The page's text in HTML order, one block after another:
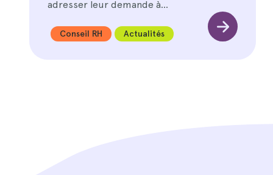
adresser leur demande à…
Conseil RH Actualités